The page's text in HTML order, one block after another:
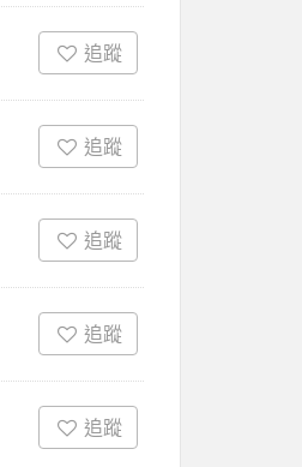
追蹤
追蹤
追蹤
追蹤
追蹤